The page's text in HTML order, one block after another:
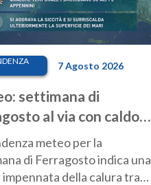
7 Agosto 2026
settimana di
al via con caldo
e qualche temporale
meteo per la
di Ferragosto indica una
impennata della calura tra